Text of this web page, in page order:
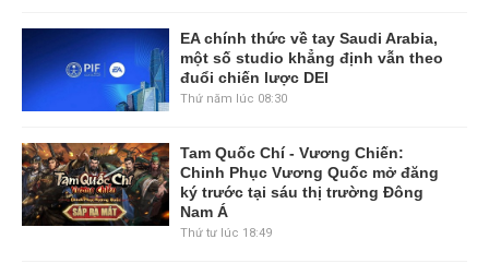
EA chính thức về tay Saudi Arabia,
một số studio khẳng định vẫn theo
đuổi chiến lược DEI
Thứ năm lúc 08:30
Tam Quốc Chí - Vương Chiến:
Chinh Phục Vương Quốc mở đăng
ký trước tại sáu thị trường Đông
Nam Á
Thứ tư lúc 18:49